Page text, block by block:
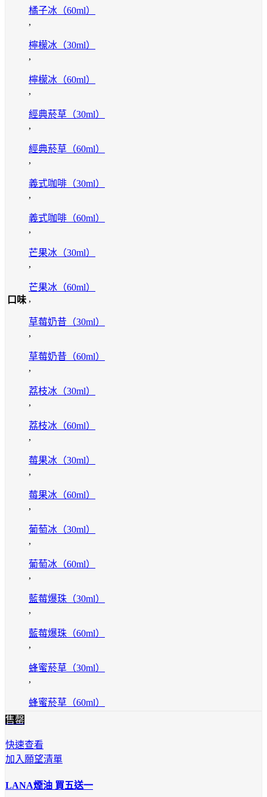
口味
橘子冰（60ml）
,
檸檬冰（30ml）
,
檸檬冰（60ml）
,
經典菸草（30ml）
,
經典菸草（60ml）
,
義式咖啡（30ml）
,
義式咖啡（60ml）
,
芒果冰（30ml）
,
芒果冰（60ml）
,
草莓奶昔（30ml）
,
草莓奶昔（60ml）
,
荔枝冰（30ml）
,
荔枝冰（60ml）
,
莓果冰（30ml）
,
莓果冰（60ml）
,
葡萄冰（30ml）
,
葡萄冰（60ml）
,
藍莓爆珠（30ml）
,
藍莓爆珠（60ml）
,
蜂蜜菸草（30ml）
,
蜂蜜菸草（60ml）
售罄
快速查看
加入願望清單
LANA煙油 買五送一